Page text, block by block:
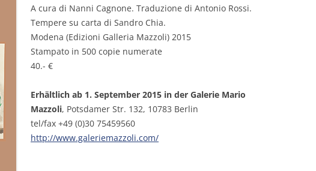
A cura di Nanni Cagnone. Traduzione di Antonio Rossi.
Tempere su carta di Sandro Chia.
Modena (Edizioni Galleria Mazzoli) 2015
Stampato in 500 copie numerate
40.- €
Erhältlich ab 1. September 2015 in der Galerie Mario
Mazzoli, Potsdamer Str. 132, 10783 Berlin
tel/fax +49 (0)30 75459560
http://www.galeriemazzoli.com/